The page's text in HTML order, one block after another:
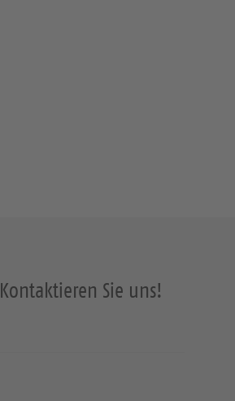
Kontaktieren Sie uns!